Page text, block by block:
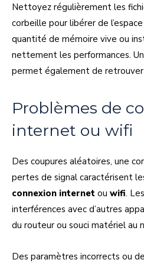
Nettoyez régulièrement les
corbeille pour libérer de
quantité de mémoire vive ou
nettement les performances. Un
permet également de
Problèmes de
internet ou wifi
Des coupures aléatoires, une
pertes de signal caractérisent
connexion internet ou wifi.
interférences avec d’autres
du routeur ou souci matériel au
Des paramètres incorrects ou